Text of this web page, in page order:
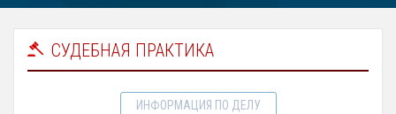
СУДЕБНАЯ ПРАКТИКА
ИНФОРМАЦИЯ ПО ДЕЛУ